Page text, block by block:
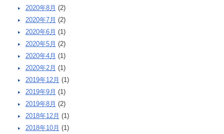
2020年8月 (2)
2020年7月 (2)
2020年6月 (1)
2020年5月 (2)
2020年4月 (1)
2020年2月 (1)
2019年12月 (1)
2019年9月 (1)
2019年8月 (2)
2018年12月 (1)
2018年10月 (1)